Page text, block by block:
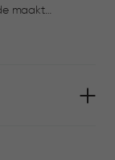
luchtjes te
matje om